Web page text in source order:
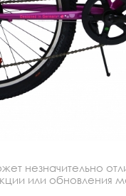
незначительно
или обновления